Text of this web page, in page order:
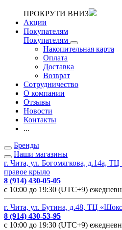
ПРОКРУТИ ВНИЗ
Акции
Покупателям
Покупателям
Накопительная карта
Оплата
Доставка
Возврат
Сотрудничество
О компании
Отзывы
Новости
Контакты
...
Бренды
Наши магазины
г. Чита, ул. Богомягкова, д.14а,
правое крыло
8 (914) 430-05-05
с 10:00 до 19:30 (UTC+9)
г. Чита, ул. Бутина, д.48, ТЦ
8 (914) 430-53-95
с 10:00 до 19:30 (UTC+9)